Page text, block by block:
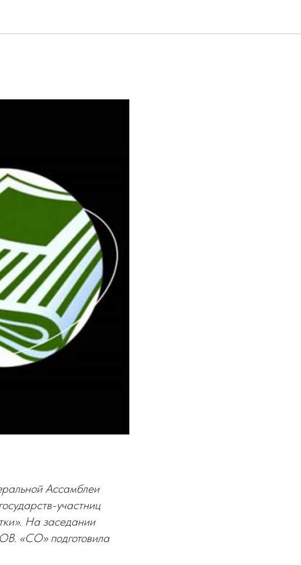
Ассамблеи
участниц
На заседании
«СО» подготовила